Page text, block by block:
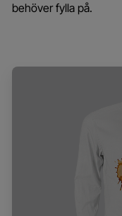
behöver fylla på.